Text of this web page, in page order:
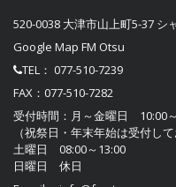
520-0038 大津市山上町5-37 シ
Google Map FM Otsu
TEL： 077-510-7239
FAX：077-510-7282
受付時間：月～金曜日 10:00
（祝祭日・年末年始は受付して
土曜日 08:00～13:00
日曜日 休日